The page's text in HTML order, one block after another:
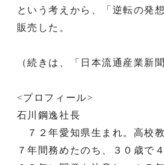
という考えから、「逆転の発
販売した。
（続きは、「日本流通産業新
<プロフィール>
石川鋼逸社長
７２年愛知県生まれ。高校
７年間務めたのち、３０歳で